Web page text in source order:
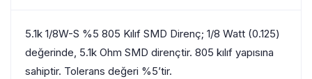
5.1k 1/8W-S %5 805 Kılıf SMD Direnç; 1/8 Watt (0.125)
değerinde, 5.1k Ohm SMD dirençtir. 805 kılıf yapısına
sahiptir. Tolerans değeri %5’tir.